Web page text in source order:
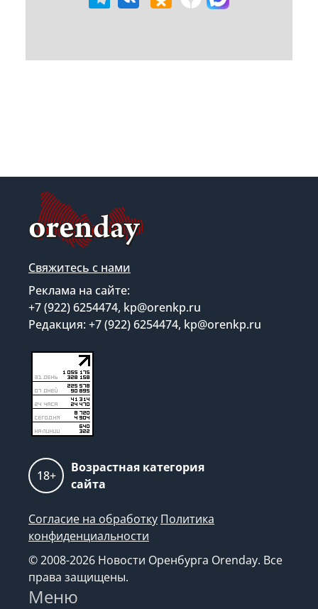
Свяжитесь с нами
Реклама на сайте:
+7 (922) 6254474, kp@orenkp.ru
Редакция: +7 (922) 6254474, kp@orenkp.ru
18+
Возрастная категория
сайта
Согласие на обработку Политика
конфиденциальности
© 2008-2026 Новости Оренбурга Orenday. Все
права защищены.
Меню